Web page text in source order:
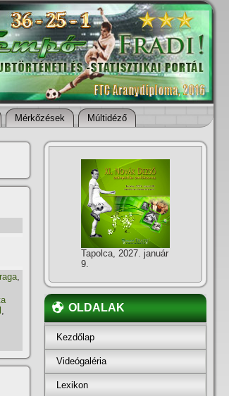
Mérkőzések Múltidéző
,
,
Tapolca, 2027. január
9.
OLDALAK
Kezdőlap
Videógaléria
Lexikon